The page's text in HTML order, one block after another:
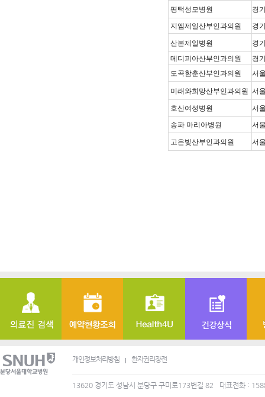
평택성모병원
경
지엠제일산부인과의원
경
산본제일병원
경
메디피아산부인과의원
경
도곡함춘산부인과의원
서
미래와희망산부인과의원 서
호산여성병원
서
송파 마리아병원
서
고은빛산부인과의원 서
개인정보처리방침 환자권리장전
13620 경기도 성남시 분당구 구미로173번길 82 대표전화 :